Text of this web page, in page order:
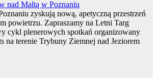
zyskują nową, apetyczną przestrzeń
powietrzu. Zapraszamy na Letni Targ
cykl plenerowych spotkań organizowany
na terenie Trybuny Ziemnej nad Jeziorem